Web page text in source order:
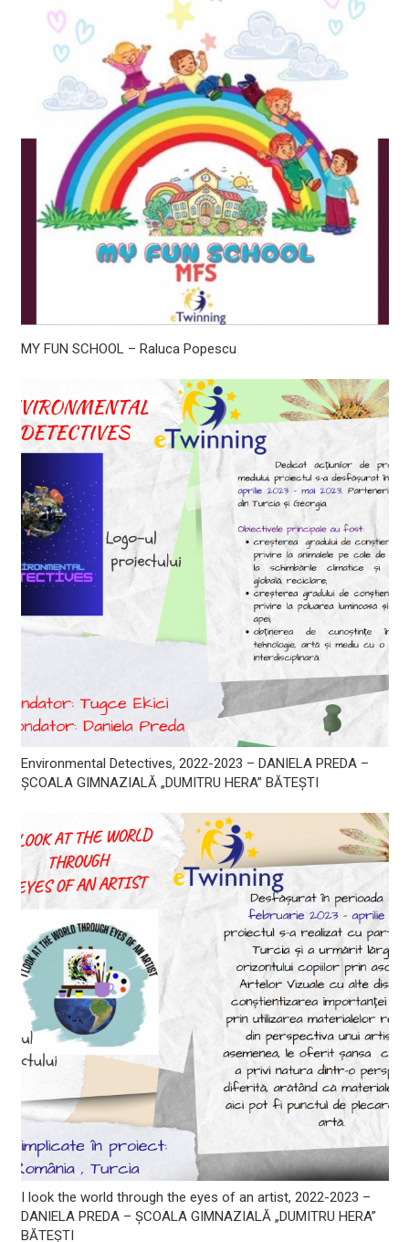
MY FUN SCHOOL – Raluca Popescu
Environmental Detectives, 2022-2023 – DANIELA PREDA –
ȘCOALA GIMNAZIALĂ „DUMITRU HERA” BĂTEȘTI
I look the world through the eyes of an artist, 2022-2023 –
DANIELA PREDA – ȘCOALA GIMNAZIALĂ „DUMITRU HERA”
BĂTEȘTI